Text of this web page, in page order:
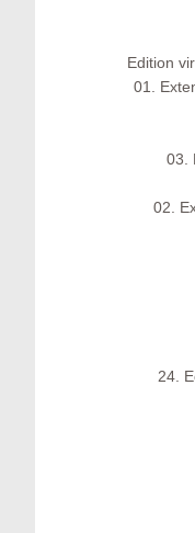
Edition
01.
03.
02.
24.